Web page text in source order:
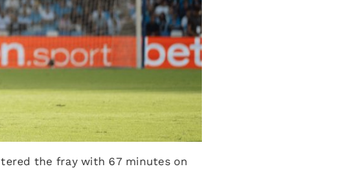
the fray with 67 minutes on